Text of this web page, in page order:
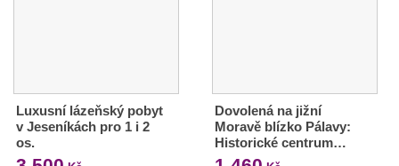
Luxusní lázeňský pobyt
v Jeseníkách pro 1 i 2
os.
Dovolená na jižní
Moravě blízko Pálavy:
Historické centrum…